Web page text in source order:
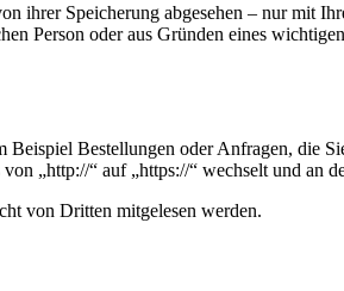
ihrer Speicherung abgesehen – nur mit
Person oder aus Gründen eines
Bestellungen oder Anfragen, die
„http://“ auf „https://“ wechselt und an
von Dritten mitgelesen werden.